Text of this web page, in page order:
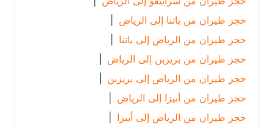
حجز طيران من باتنا إلى الرياض
|
حجز طيران من الرياض إلى باتنا |
حجز طيران من بريزبن إلى الرياض
|
حجز طيران من الرياض إلى بريزبن |
حجز طيران من أبيزا إلى الرياض
|
حجز طيران من الرياض إلى أبيزا